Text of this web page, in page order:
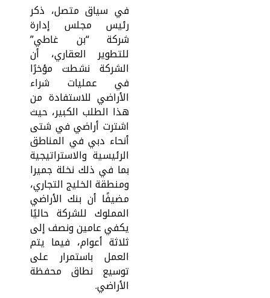
في سياق متصل، ذكر
رئيس مجلس إدارة
شركة “بن غاطي”
للتطوير العقاري، أن
الشركة نشطت مؤخرًا
في عمليات شراء
الأراضي للاستفادة من
هذا الطلب الكبير، حيث
اشترت أراضي في شتى
أنحاء دبي في المناطق
الرئيسية والاستراتيجية
بما في ذلك نخلة جميرا
ومنطقة الخليج التجاري،
مضيفًا أن بنك الأراضي
المملوك للشركة حاليًا
يكفي عامين ونصف إلى
ثلاثة أعوام، فيما يتم
العمل باستمرار على
توسيع نطاق محفظة
الأراضي.